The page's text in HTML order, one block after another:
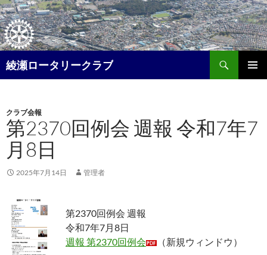
コ
ン
テ
ン
ツ
へ
ッ
プ
綾瀬ロータリークラブ
索
クラブ会報
第2370回例会 週報 令和7年7
月8日
2025年7月14日 管理者
第2370回例会 週報
令和7年7月8日
週報 第2370回例会
（新規ウィンドウ）